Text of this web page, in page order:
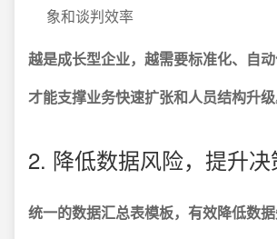
象和谈判效率
越是成长型企业，越需要标准化、自动
才能支撑业务快速扩张和人员结构升级
2. 降低数据风险，提升
统一的数据汇总表模板，有效降低数